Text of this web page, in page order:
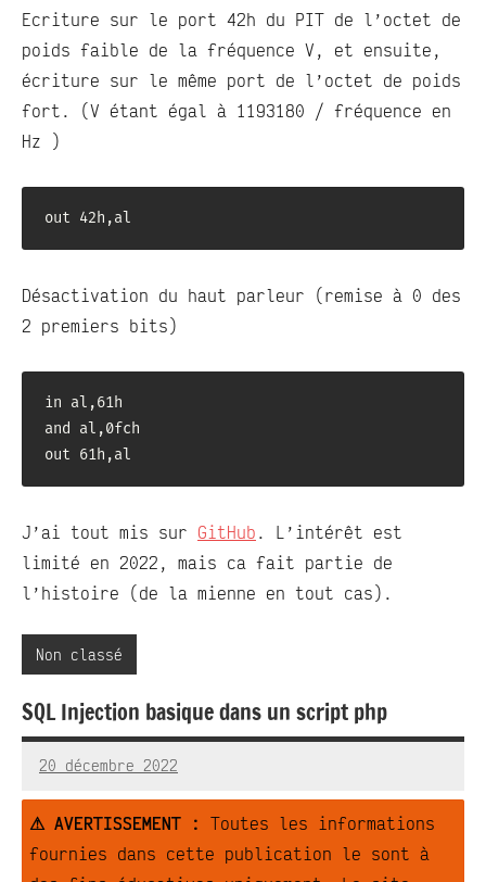
Ecriture sur le port 42h du PIT de l’octet de
poids faible de la fréquence V, et ensuite,
écriture sur le même port de l’octet de poids
fort. (V étant égal à 1193180 / fréquence en
Hz )
out 42h,al
Désactivation du haut parleur (remise à 0 des
2 premiers bits)
in al,61h
and al,0fch
out 61h,al
J’ai tout mis sur GitHub . L’intérêt est
limité en 2022, mais ca fait partie de
l’histoire (de la mienne en tout cas).
Non classé
SQL Injection basique dans un script php
20 décembre 2022
RedBug
Aucun
commentaire
⚠ AVERTISSEMENT : Toutes les informations
fournies dans cette publication le sont à